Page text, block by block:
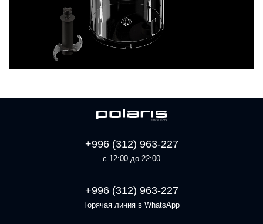
+996 (312) 963-227
с 12:00 до 22:00
+996 (312) 963-227
Горячая линия в WhatsApp